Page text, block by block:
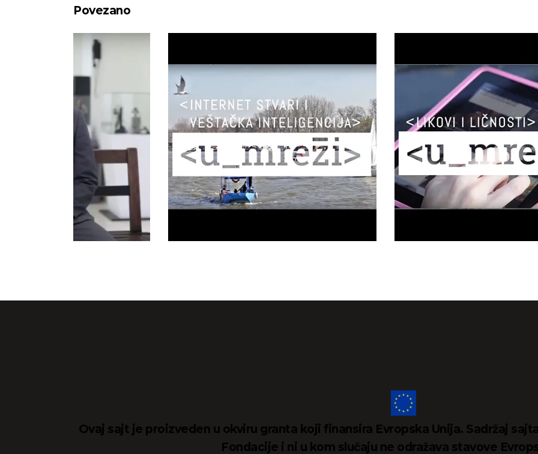
Povezano
10. Vodič kroz mrežu – Internet
stvari i veštačka inteligencija
9. Vodič kroz mrežu – Likovi i
ličnost
Ovaj sajt je proizveden u okviru granta koji finansira Evropska Unija. Sadržaj
Fondacije i ni u kom slučaju ne odražava stavove